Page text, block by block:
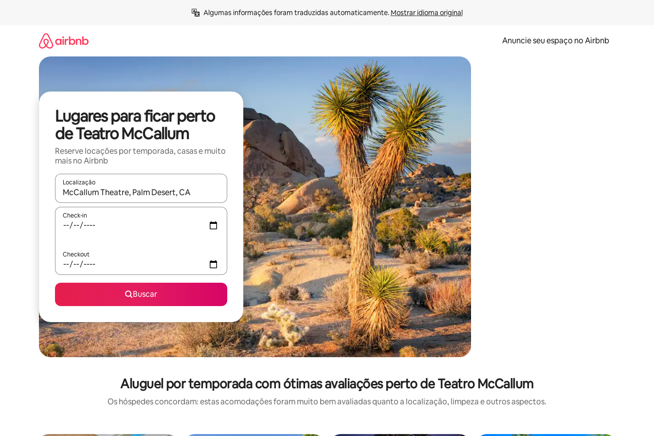
Algumas informações foram traduzidas automaticamente. Mostrar idioma original
Anuncie seu espaço no Airbnb
Lugares para ficar perto
de Teatro McCallum
Reserve locações por temporada, casas e muito
mais no Airbnb
Localização
Quando os resultados estiverem disponíveis, explore-os usando as seta para cima e para baixo do teclado ou tocando e deslizando o dedo na tela.
Check-in
Checkout
Buscar
Aluguel por temporada com ótimas avaliações perto de Teatro McCallum
Os hóspedes concordam: estas acomodações foram muito bem avaliadas quanto a localização, limpeza e outros aspectos.